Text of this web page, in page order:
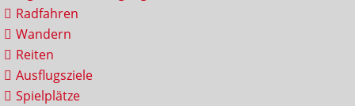
Radfahren
Wandern
Reiten
Ausflugsziele
Spielplätze